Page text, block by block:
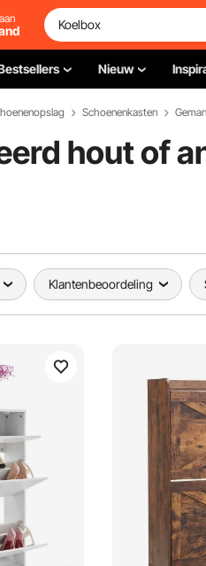
Nieuw
Schoenenkasten
hout of
Klantenbeoordeling